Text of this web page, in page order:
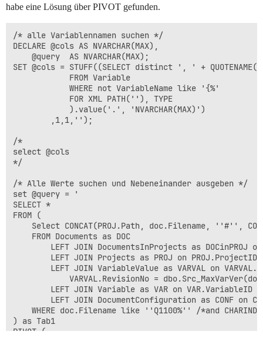
habe eine Lösung über PIVOT gefunden.
/* alle Variablennamen suchen */
DECLARE @cols AS NVARCHAR(MAX),
    @query  AS NVARCHAR(MAX);
SET @cols = STUFF((SELECT distinct ', ' +
            FROM Variable
            FOR XML PATH(''), TYPE
            ).value('.', 'NVARCHAR(MAX)')
        ,1,1,'');
/*
select @cols
*/
/* Alle Werte suchen und Nebeneinander ausgeben */
set @query = '
SELECT *
FROM (
) as Tab1
PIVOT (